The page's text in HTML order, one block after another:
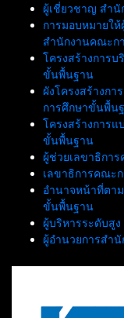
ผู้เชี่ยวชาญ สำ
การมอบหมายใ
สำนักงานคณะก
โครงสร้างการ
ขั้นพื้นฐาน
ผังโครงสร้างก
การศึกษาขั้นพื้น
โครงสร้างการ
ขั้นพื้นฐาน
ผู้ช่วยเลขาธิกา
เลขาธิการคณะ
อำนาจหน้าที่ตา
ขั้นพื้นฐาน
ผู้บริหารระดับสูง
ผู้อำนวยการสำนั